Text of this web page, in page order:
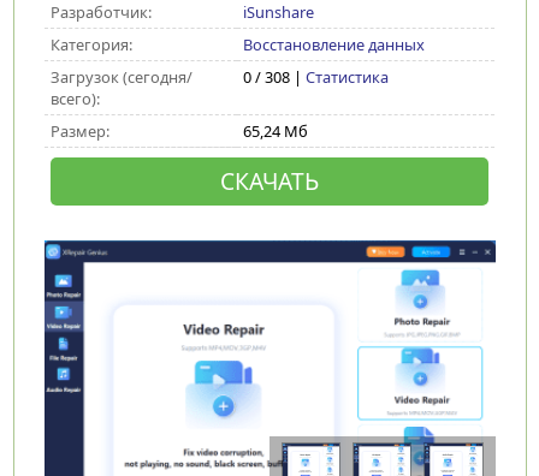
Разработчик:
iSunshare
Категория:
Восстановление данных
Загрузок (сегодня/
всего):
0 / 308 | Статистика
Размер: 65,24 Мб
СКАЧАТЬ